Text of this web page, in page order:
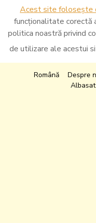
Acest site folosește
funcționalitate corectă
politica noastră privind
de utilizare ale acestui
Română Despre